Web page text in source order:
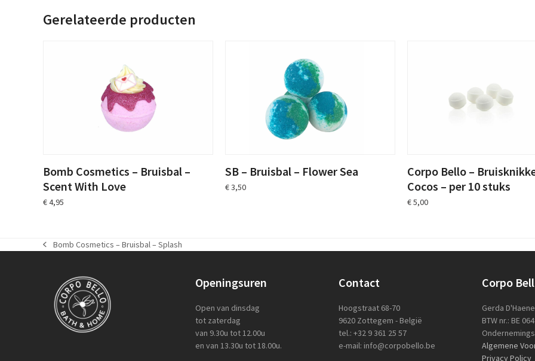
Gerelateerde producten
Bomb Cosmetics – Bruisbal –
Scent With Love
€4,95
SB – Bruisbal – Flower Sea
€3,50
Corpo Bello –
Cocos – per 10 stuks
€5,00
previous
Bomb Cosmetics – Bruisbal – Splash
Openingsuren
Open van dinsdag
tot zaterdag
van 9.30u tot 12.00u
en van 13.30u tot 18.00u.
Contact
Hoogstraat 68-70
9620 Zottegem - België
tel.: +32 9 361 25 57
e-mail: info@corpobello.be
Corpo
Gerda
BTW nr.: BE
Algemene
Privacy Policy